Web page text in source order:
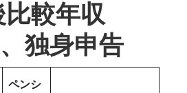
較年収
独身申告
ペンシ